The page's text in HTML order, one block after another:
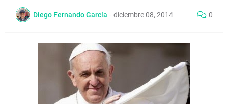
Diego Fernando García - diciembre 08, 2014 0